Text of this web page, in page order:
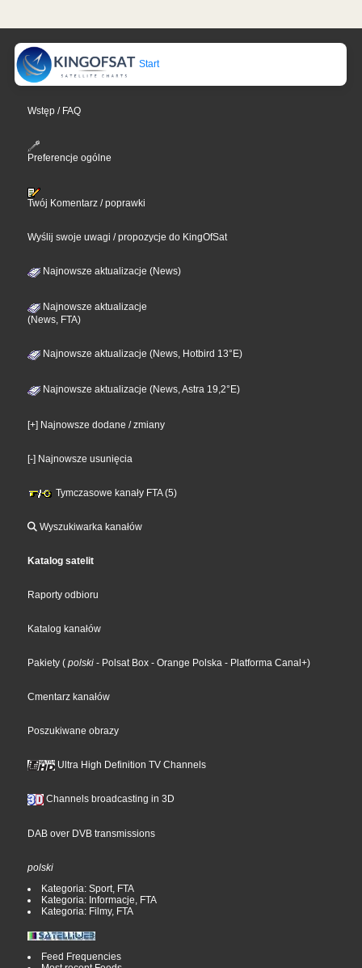
Start
Wstęp / FAQ
Preferencje ogólne
Twój Komentarz / poprawki
Wyślij swoje uwagi / propozycje do KingOfSat
Najnowsze aktualizacje (News)
Najnowsze aktualizacje
(News, FTA)
Najnowsze aktualizacje (News, Hotbird 13°E)
Najnowsze aktualizacje (News, Astra 19,2°E)
[+] Najnowsze dodane / zmiany
[-] Najnowsze usunięcia
Tymczasowe kanały FTA (5)
Wyszukiwarka kanałów
Katalog satelit
Raporty odbioru
Katalog kanałów
Pakiety ( polski - Polsat Box - Orange Polska - Platforma Canal+)
Cmentarz kanałów
Poszukiwane obrazy
Ultra High Definition TV Channels
Channels broadcasting in 3D
DAB over DVB transmissions
polski
Kategoria: Sport, FTA
Kategoria: Informacje, FTA
Kategoria: Filmy, FTA
Feed Frequencies